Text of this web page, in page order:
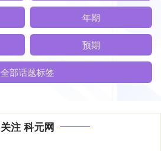
年期
预期
全部话题标签
关注 科元网